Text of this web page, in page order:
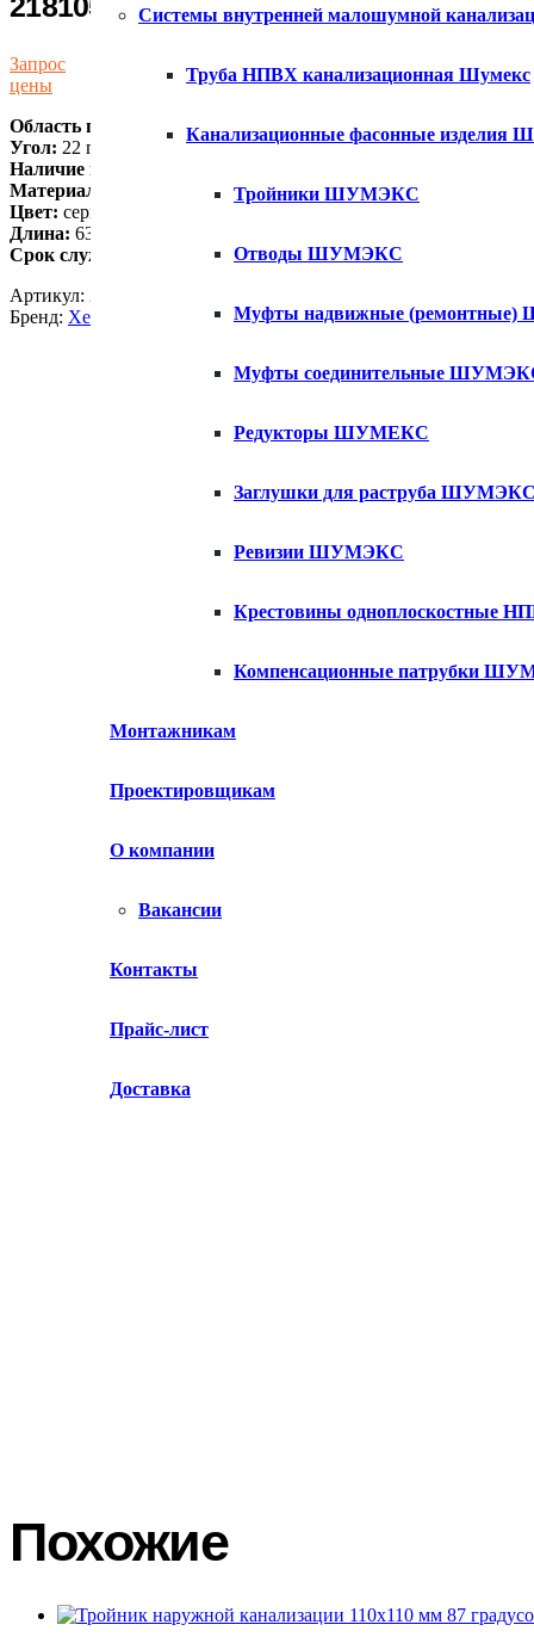
Системы внутренней малошумной
Труба НПВХ канализационная Шумекс
Канализационные фасонные
Тройники ШУМЭКС
Отводы ШУМЭКС
Муфты надвижные
Муфты соединительные
Редукторы ШУМЕКС
Заглушки для раструба ШУМЭКС
Ревизии ШУМЭКС
Крестовины одноплоскостные
Компенсационные патрубки
Монтажникам
Проектировщикам
О компании
Вакансии
Контакты
Прайс-лист
Доставка
Запрос
цены
Область применения:внутренняя канализация
Угол: 22 град
Наличие патрубка:
Материал:
непластифицированный ПВХ
Цвет: серый
Длина: 639 мм
Срок службы:
Артикул:
Бренд: ХемКор
Область применения:
Наличие патрубка:
Max температура эксплуатации:
Похожие